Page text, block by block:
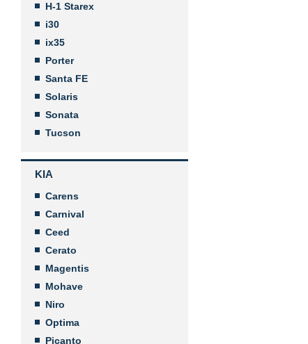
H-1 Starex
i30
ix35
Porter
Santa FE
Solaris
Sonata
Tucson
KIA
Carens
Carnival
Ceed
Cerato
Magentis
Mohave
Niro
Optima
Picanto